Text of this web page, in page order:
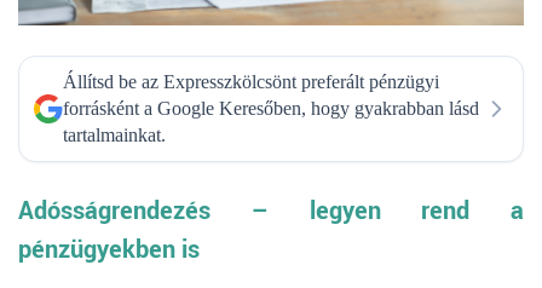
Állítsd be az Expresszkölcsönt preferált pénzügyi
forrásként a Google Keresőben, hogy gyakrabban lásd
tartalmainkat.
Adósságrendezés – legyen rend a
pénzügyekben is